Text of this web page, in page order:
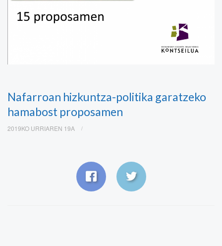
Nafarroan hizkuntza-politika garatzeko
hamabost proposamen
2019KO URRIAREN 19A